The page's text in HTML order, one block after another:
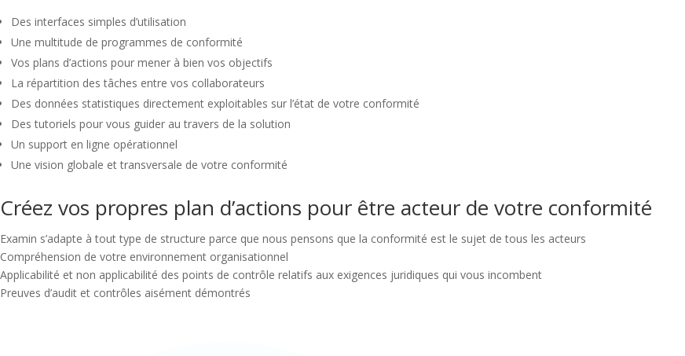
Des interfaces simples d’utilisation
Une multitude de programmes de conformité
Vos plans d’actions pour mener à bien vos objectifs
La répartition des tâches entre vos collaborateurs
Des données statistiques directement exploitables sur l’état de votre conformité
Des tutoriels pour vous guider au travers de la solution
Un support en ligne opérationnel
Une vision globale et transversale de votre conformité
Créez vos propres plan d’actions pour être acteur de votre conformité
Examin s’adapte à tout type de structure parce que nous pensons que la conformité est le sujet de tous les acteurs
Compréhension de votre environnement organisationnel
Applicabilité et non applicabilité des points de contrôle relatifs aux exigences juridiques qui vous incombent
Preuves d’audit et contrôles aisément démontrés